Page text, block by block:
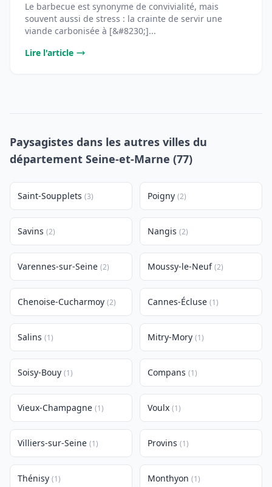
Le barbecue est synonyme de convivialité, mais
souvent aussi de stress : la crainte de servir une
viande carbonisée à [&#8230;]...
Lire l'article
Paysagistes dans les autres villes du
département Seine-et-Marne (77)
Saint-Soupplets (3) Poigny (2)
Savins (2) Nangis (2)
Varennes-sur-Seine (2) Moussy-le-Neuf (2)
Chenoise-Cucharmoy (2) Cannes-Écluse (1)
Salins (1) Mitry-Mory (1)
Soisy-Bouy (1) Compans (1)
Vieux-Champagne (1) Voulx (1)
Villiers-sur-Seine (1) Provins (1)
Thénisy (1) Monthyon (1)